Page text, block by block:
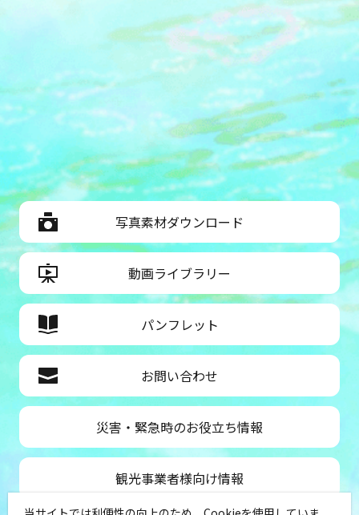
写真素材ダウンロード
動画ライブラリー
パンフレット
お問い合わせ
災害・緊急時のお役立ち情報
観光事業者様向け情報